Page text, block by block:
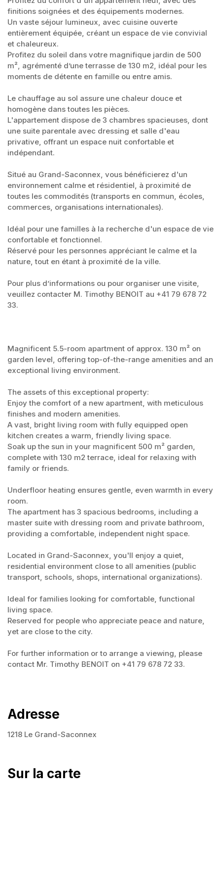
finitions soignées et des équipements modernes.
Un vaste séjour lumineux, avec cuisine ouverte
entièrement équipée, créant un espace de vie convivial
et chaleureux.
Profitez du soleil dans votre magnifique jardin de 500
m², agrémenté d’une terrasse de 130 m2, idéal pour les
moments de détente en famille ou entre amis.
Le chauffage au sol assure une chaleur douce et
homogène dans toutes les pièces.
L'appartement dispose de 3 chambres spacieuses, dont
une suite parentale avec dressing et salle d'eau
privative, offrant un espace nuit confortable et
indépendant.
Situé au Grand-Saconnex, vous bénéficierez d'un
environnement calme et résidentiel, à proximité de
toutes les commodités (transports en commun, écoles,
commerces, organisations internationales).
Idéal pour une familles à la recherche d'un espace de vie
confortable et fonctionnel.
Réservé pour les personnes appréciant le calme et la
nature, tout en étant à proximité de la ville.
Pour plus d’informations ou pour organiser une visite,
veuillez contacter M. Timothy BENOIT au +41 79 678 72
33.
Magnificent 5.5-room apartment of approx. 130 m² on
garden level, offering top-of-the-range amenities and an
exceptional living environment.
The assets of this exceptional property:
Enjoy the comfort of a new apartment, with meticulous
finishes and modern amenities.
A vast, bright living room with fully equipped open
kitchen creates a warm, friendly living space.
Soak up the sun in your magnificent 500 m² garden,
complete with 130 m2 terrace, ideal for relaxing with
family or friends.
Underfloor heating ensures gentle, even warmth in every
room.
The apartment has 3 spacious bedrooms, including a
master suite with dressing room and private bathroom,
providing a comfortable, independent night space.
Located in Grand-Saconnex, you'll enjoy a quiet,
residential environment close to all amenities (public
transport, schools, shops, international organizations).
Ideal for families looking for comfortable, functional
living space.
Reserved for people who appreciate peace and nature,
yet are close to the city.
For further information or to arrange a viewing, please
contact Mr. Timothy BENOIT on +41 79 678 72 33.
Adresse
1218 Le Grand-Saconnex
Sur la carte